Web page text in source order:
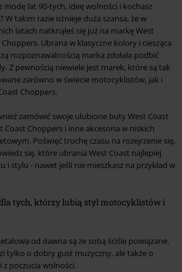
modę lat 90-tych, ideę wolności i kochasz
W takim razie istnieje duża szansa, że w
latach natknąłeś się już na markę West
Choppers. Ubrana w klasyczne kolory i ciesząca
rozpoznawalnością marka zdołała podbić
Z pewnością niewiele jest marek, które są tak
zarówno w świecie motocyklistów, jak i
Choppers.
zamówić swoje ulubione buty West Coast
Coast Choppers i inne akcesoria w niskich
Poświęć trochę czasu na rozejrzenie się,
się, które ubrania West Coast najlepiej
i stylu - nawet jeśli nie mieszkasz na przykład w
tych, którzy lubią styl motocyklistów i
od dawna są ze sobą ściśle powiązane.
tylko o dobry gust muzyczny, ale także o
z poczucia wolności.